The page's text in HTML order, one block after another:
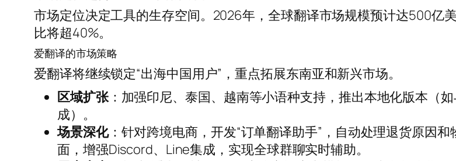
市场定位决定工具的生存空间。2026年，全球翻译市场规模预计达500亿
比将超40%。
爱翻译的市场策略
爱翻译将继续锁定“出海中国用户”，重点拓展东南亚和新兴市场。
区域扩张：加强印尼、泰国、越南等小语种支持，推出本地化版本（
成）。
场景深化：针对跨境电商，开发“订单翻译助手”，自动处理退货原因
面，增强Discord、Line集成，实现全球群聊实时辅助。